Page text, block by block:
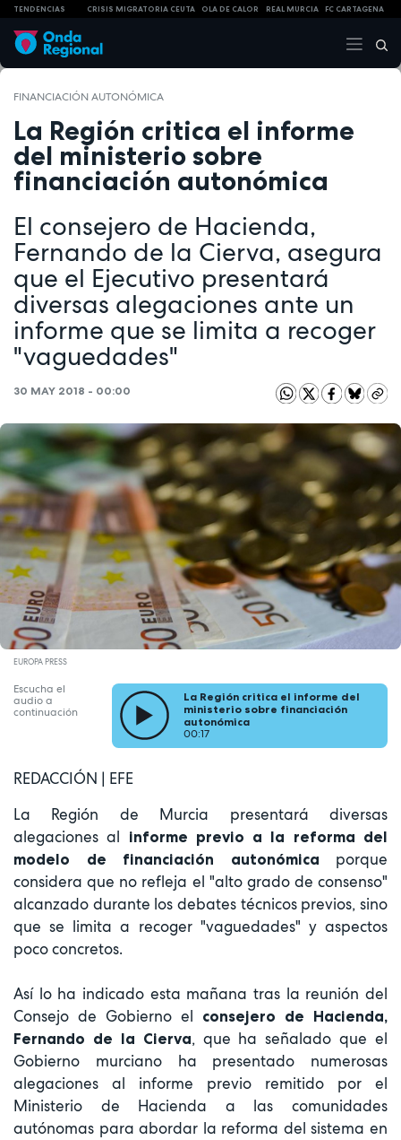
TENDENCIAS CRISIS MIGRATORIA CEUTA OLA DE CALOR REAL MURCIA FC CARTAGENA
FINANCIACIÓN AUTONÓMICA
La Región critica el informe
del ministerio sobre
financiación autonómica
El consejero de Hacienda,
Fernando de la Cierva, asegura
que el Ejecutivo presentará
diversas alegaciones ante un
informe que se limita a recoger
"vaguedades"
30 MAY 2018 - 00:00
EUROPA PRESS
Escucha el
audio a
continuación
La Región critica el informe del
ministerio sobre financiación
autonómica
00:17
REDACCIÓN | EFE
La Región de Murcia presentará diversas
alegaciones al informe previo a la reforma del
modelo de financiación autonómica porque
considera que no refleja el "alto grado de consenso"
alcanzado durante los debates técnicos previos, sino
que se limita a recoger "vaguedades" y aspectos
poco concretos.
Así lo ha indicado esta mañana tras la reunión del
Consejo de Gobierno el consejero de Hacienda,
Fernando de la Cierva, que ha señalado que el
Gobierno murciano ha presentado numerosas
alegaciones al informe previo remitido por el
Ministerio de Hacienda a las comunidades
autónomas para abordar la reforma del sistema en